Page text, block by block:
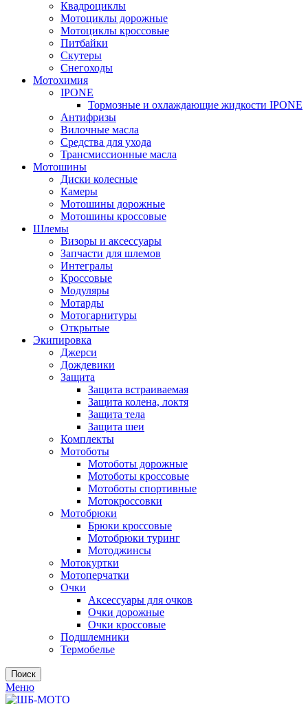
Квадроциклы
Мотоциклы дорожные
Мотоциклы кроссовые
Питбайки
Скутеры
Снегоходы
Мотохимия
IPONE
Тормозные и охлаждающие жидкости IPONE
Антифризы
Вилочные масла
Средства для ухода
Трансмиссионные масла
Мотошины
Диски колесные
Камеры
Мотошины дорожные
Мотошины кроссовые
Шлемы
Визоры и аксессуары
Запчасти для шлемов
Интегралы
Кроссовые
Модуляры
Мотарды
Мотогарнитуры
Открытые
Экипировка
Джерси
Дождевики
Защита
Защита встраиваемая
Защита колена, локтя
Защита тела
Защита шеи
Комплекты
Мотоботы
Мотоботы дорожные
Мотоботы кроссовые
Мотоботы спортивные
Мотокроссовки
Мотобрюки
Брюки кроссовые
Мотобрюки туринг
Мотоджинсы
Мотокуртки
Мотоперчатки
Очки
Аксессуары для очков
Очки дорожные
Очки кроссовые
Подшлемники
Термобелье
Поиск
Меню